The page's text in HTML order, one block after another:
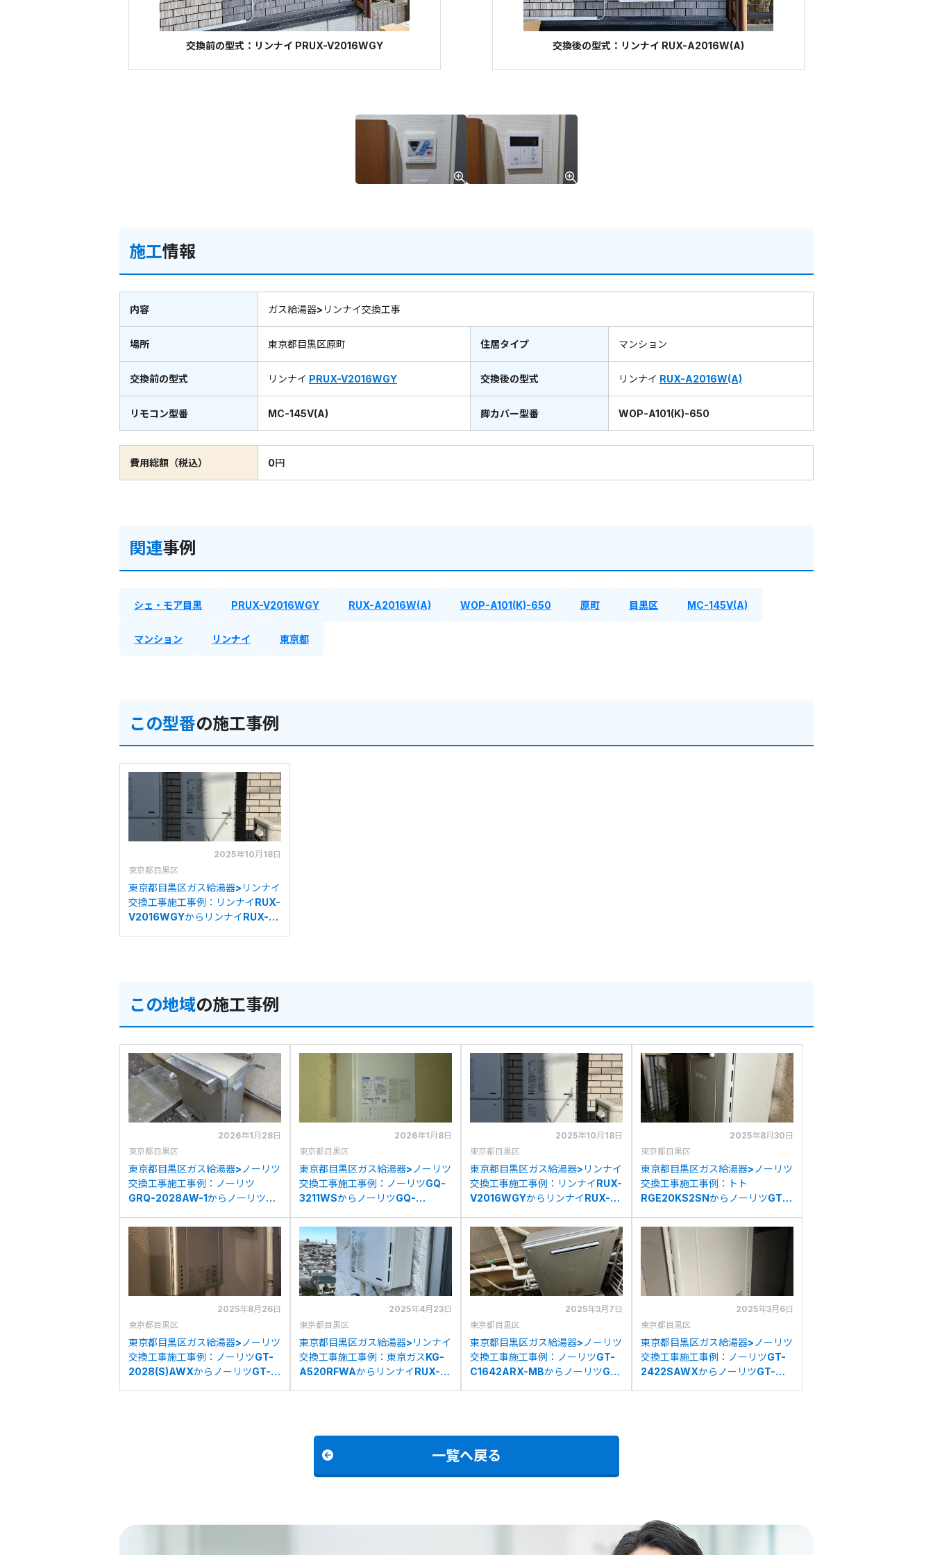
交換前の型式：リンナイ PRUX-V2016WGY 交換後の型式：リンナイ RUX-A2016W(A)
施工情報
内容 ガス給湯器>リンナイ交換工事
場所 東京都目黒区原町 住居タイプ マンション
交換前の型式 リンナイ PRUX-V2016WGY 交換後の型式 リンナイ RUX-A2016W(A)
リモコン型番 MC-145V(A) 脚カバー型番 WOP-A101(K)-650
費用総額（税込） 0円
関連事例
シェ・モア目黒 PRUX-V2016WGY RUX-A2016W(A) WOP-A101(K)-650 原町 目黒区 MC-145V(A)
マンション リンナイ 東京都
この型番の施工事例
2025年10月18日
東京都目黒区
東京都目黒区ガス給湯器>リンナイ
交換工事施工事例：リンナイRUX-
V2016WGYからリンナイRUX-
この地域の施工事例
2026年1月28日
東京都目黒区
東京都目黒区ガス給湯器>ノーリツ
交換工事施工事例：ノーリツ
GRQ-2028AW-1からノーリツ
2026年1月8日
東京都目黒区
東京都目黒区ガス給湯器>ノーリツ
交換工事施工事例：ノーリツGQ-
3211WSからノーリツGQ-
2025年10月18日
東京都目黒区
東京都目黒区ガス給湯器>リンナイ
交換工事施工事例：リンナイRUX-
V2016WGYからリンナイRUX-
2025年8月30日
東京都目黒区
東京都目黒区ガス給湯器>ノーリツ
交換工事施工事例：トト
RGE20KS2SNからノーリツGT-
2025年8月26日
東京都目黒区
東京都目黒区ガス給湯器>ノーリツ
交換工事施工事例：ノーリツGT-
2028(S)AWXからノーリツGT-
2025年4月23日
東京都目黒区
東京都目黒区ガス給湯器>リンナイ
交換工事施工事例：東京ガスKG-
A520RFWAからリンナイRUX-
2025年3月7日
東京都目黒区
東京都目黒区ガス給湯器>ノーリツ
交換工事施工事例：ノーリツGT-
C1642ARX-MBからノーリツGT-
2025年3月6日
東京都目黒区
東京都目黒区ガス給湯器>ノーリツ
交換工事施工事例：ノーリツGT-
2422SAWXからノーリツGT-
一覧へ戻る